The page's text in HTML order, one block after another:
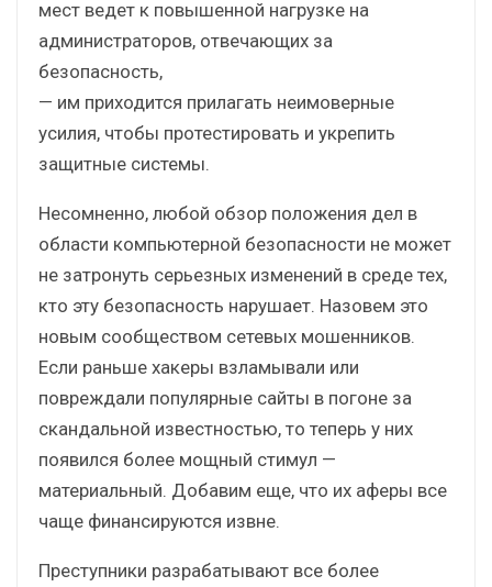
мест ведет к повышенной нагрузке на
администраторов, отвечающих за
безопасность,
— им приходится прилагать неимоверные
усилия, чтобы протестировать и укрепить
защитные системы.
Несомненно, любой обзор положения дел в
области компьютерной безопасности не может
не затронуть серьезных изменений в среде тех,
кто эту безопасность нарушает. Назовем это
новым сообществом сетевых мошенников.
Если раньше хакеры взламывали или
повреждали популярные сайты в погоне за
скандальной известностью, то теперь у них
появился более мощный стимул —
материальный. Добавим еще, что их аферы все
чаще финансируются извне.
Преступники разрабатывают все более